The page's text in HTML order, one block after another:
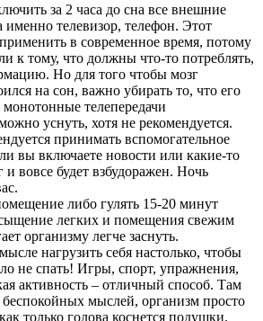
за 2 часа до сна все внешние
именно телевизор, телефон. Этот
в современное время, потому
к тому, что должны что-то потреблять,
Но для того чтобы мозг
на сон, важно убирать то, что его
телепередачи
уснуть, хотя не рекомендуется.
принимать вспомогательное
вы включаете новости или какие-то
и вовсе будет взбудоражен. Ночь
либо гулять 15-20 минут
легких и помещения свежим
организму легче заснуть.
нагрузить себя настолько, чтобы
не спать! Игры, спорт, упражнения,
активность – отличный способ. Там
беспокойных мыслей, организм просто
только голова коснется подушки.